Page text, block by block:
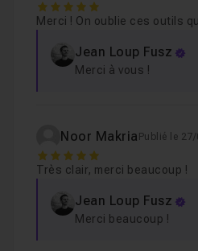
5
Merci ! On oublie ces outils
Jean Loup Fusz
Merci à vous !
Noor Makria Publié le
5
Très clair, merci beaucoup !
Jean Loup Fusz
Merci beaucoup !